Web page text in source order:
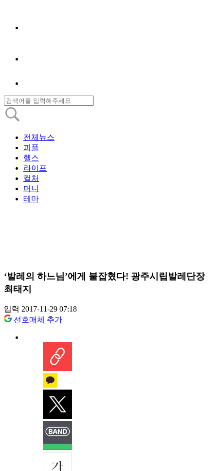
전체뉴스
피플
헬스
라이프
컬처
머니
테마
‘발레의 하느님’에게 붙잡혔다! 광주시립발레단장
최태지
입력 2017-11-29 07:18
선호매체 추가